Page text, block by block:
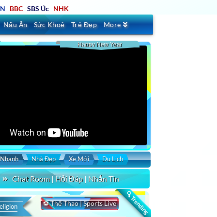
BBC SBS Úc
NHK
Nấu Ăn
Sức Khoẻ Trẻ Đẹp More
by Duration
Happy New Year
Nhà Đẹp Xe Mới Du Lịch
Chat Room | Hỏi Đáp | Nhắn Tin
🔍 Trending
⚽ Thể Thao | Sports Live